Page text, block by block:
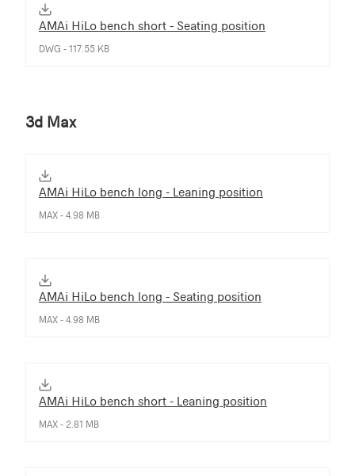
AMAi HiLo bench short - Seating position
DWG - 117.55 KB
3d Max
AMAi HiLo bench long - Leaning position
MAX - 4.98 MB
AMAi HiLo bench long - Seating position
MAX - 4.98 MB
AMAi HiLo bench short - Leaning position
MAX - 2.81 MB